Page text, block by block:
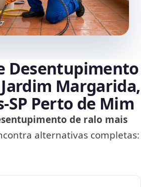
Desentupimento
Margarida,
Perto de Mim
de ralo mais
alternativas completas: